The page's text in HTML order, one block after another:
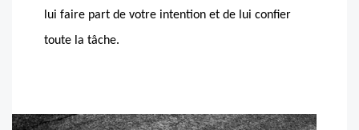
lui faire part de votre intention et de lui confier
toute la tâche.